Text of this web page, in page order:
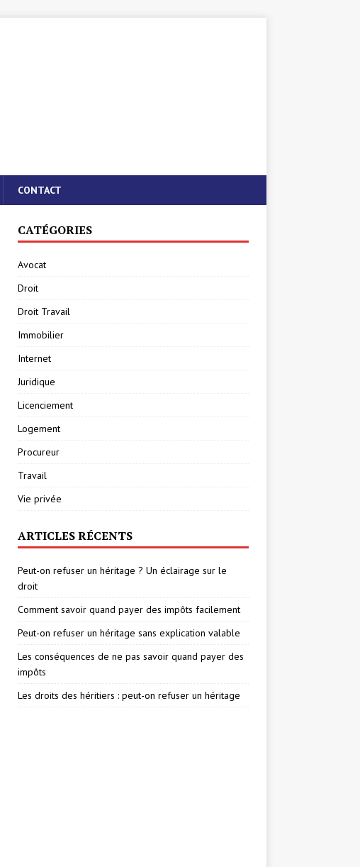
CONTACT
CATÉGORIES
Avocat
Droit
Droit Travail
Immobilier
Internet
Juridique
Licenciement
Logement
Procureur
Travail
Vie privée
ARTICLES RÉCENTS
Peut-on refuser un héritage ? Un éclairage sur le
droit
Comment savoir quand payer des impôts facilement
Peut-on refuser un héritage sans explication valable
Les conséquences de ne pas savoir quand payer des
impôts
Les droits des héritiers : peut-on refuser un héritage